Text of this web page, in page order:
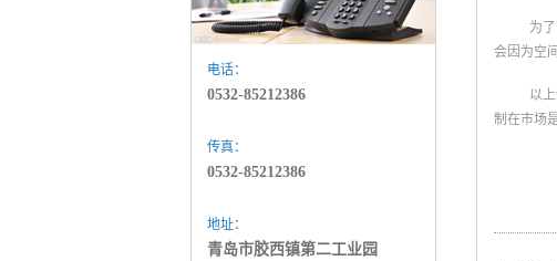
电话：
0532-85212386
传真：
0532-85212386
地址：
青岛市胶西镇第二工业园
为
会因为空
以
制在市场